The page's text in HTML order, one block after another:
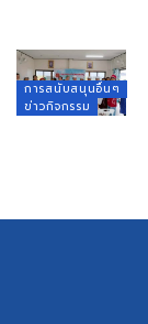
การสนับสนุนอื่นๆ
ข่าวกิจกรรม